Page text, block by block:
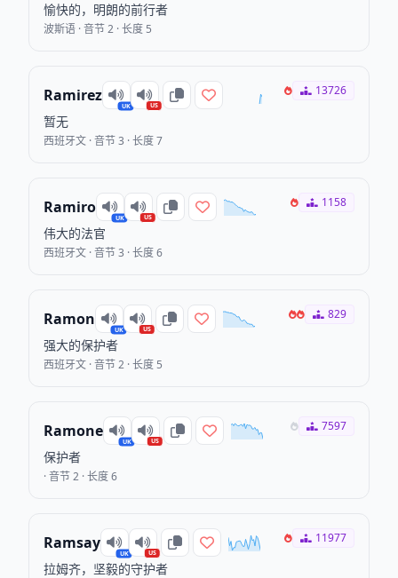
愉快的，明朗的前行者
波斯语 · 音节 2 · 长度 5
Ramirez
UK US
暂无
西班牙文 · 音节 3 · 长度 7
13726
Ramiro
UK US
伟大的法官
西班牙文 · 音节 3 · 长度 6
1158
Ramon
UK US
强大的保护者
西班牙文 · 音节 2 · 长度 5
829
Ramone
UK US
保护者
· 音节 2 · 长度 6
7597
Ramsay
UK US
拉姆齐，坚毅的守护者
11977